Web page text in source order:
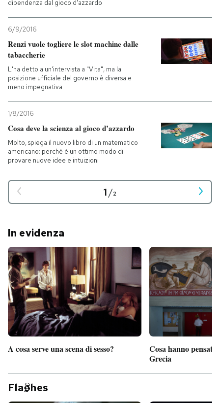
dipendenza dal gioco d'azzardo
6/9/2016
Renzi vuole togliere le slot machine dalle
tabaccherie
L'ha detto a un'intervista a "Vita", ma la
posizione ufficiale del governo è diversa e
meno impegnativa
1/8/2016
Cosa deve la scienza al gioco d’azzardo
Molto, spiega il nuovo libro di un matematico
americano: perché è un ottimo modo di
provare nuove idee e intuizioni
1/2
In evidenza
A cosa serve una scena di sesso?
Cosa hanno pensato
Grecia
Fla hes